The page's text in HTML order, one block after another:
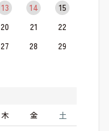
13 14
15
20 21
22
27 28
29
木 金 土